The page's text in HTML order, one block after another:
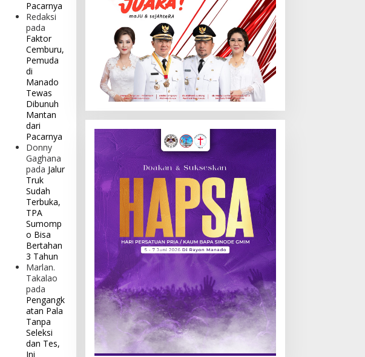
Pacarnya
Redaksi
pada
Faktor
Cemburu,
Pemuda
di
Manado
Tewas
Dibunuh
Mantan
dari
Pacarnya
Donny
Gaghana
pada Jalur
Truk
Sudah
Terbuka,
TPA
Sumomp
o Bisa
Bertahan
3 Tahun
Marlan.
Takalao
pada
Pengangk
atan Pala
Tanpa
Seleksi
dan Tes,
Ini